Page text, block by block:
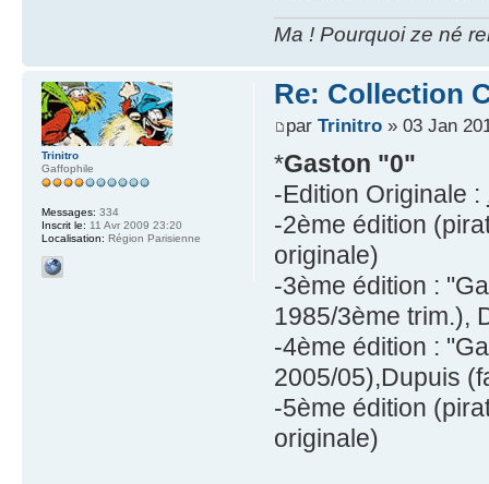
Ma ! Pourquoi ze né
Re: Collection
par Trinitro» 03 Jan
*Gaston "0"
-Edition Originale :
-2ème édition
originale)
-3ème édition :
1985/3ème trim.),
-4ème édition :
2005/05),Dupuis
-5ème édition
originale)
Trinitro
Gaffophile
Messages: 334
Inscrit le: 11 Avr 2009 23:20
Localisation: Région Parisienne